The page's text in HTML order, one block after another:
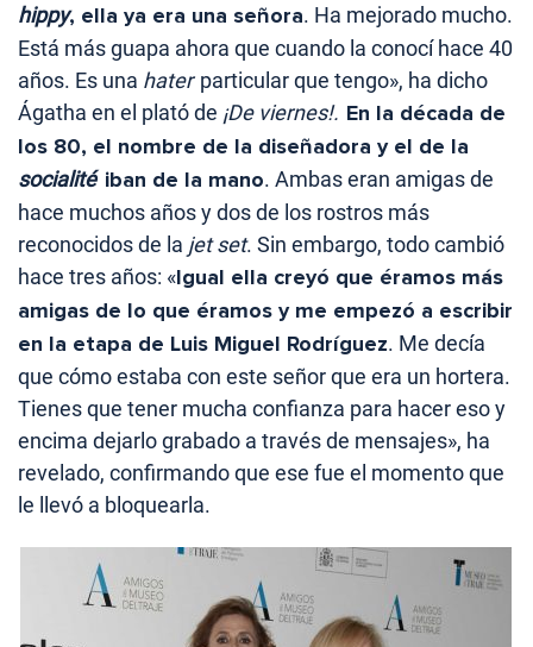
hippy, ella ya era una señora. Ha mejorado mucho.
Está más guapa ahora que cuando la conocí hace 40
años. Es una haterparticular que tengo», ha dicho
Ágatha en el plató de ¡De viernes!. En la década de
los 80, el nombre de la diseñadora y el de la
socialitéiban de la mano. Ambas eran amigas de
hace muchos años y dos de los rostros más
reconocidos de la jet set. Sin embargo, todo cambió
hace tres años: «Igual ella creyó que éramos más
amigas de lo que éramos y me empezó a escribir
en la etapa de Luis Miguel Rodríguez. Me decía
que cómo estaba con este señor que era un hortera.
Tienes que tener mucha confianza para hacer eso y
encima dejarlo grabado a través de mensajes», ha
revelado, confirmando que ese fue el momento que
le llevó a bloquearla.